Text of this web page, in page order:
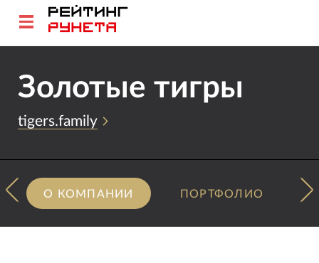
Золотые тигры
tigers.family
О КОМПАНИИ ПОРТФОЛИО